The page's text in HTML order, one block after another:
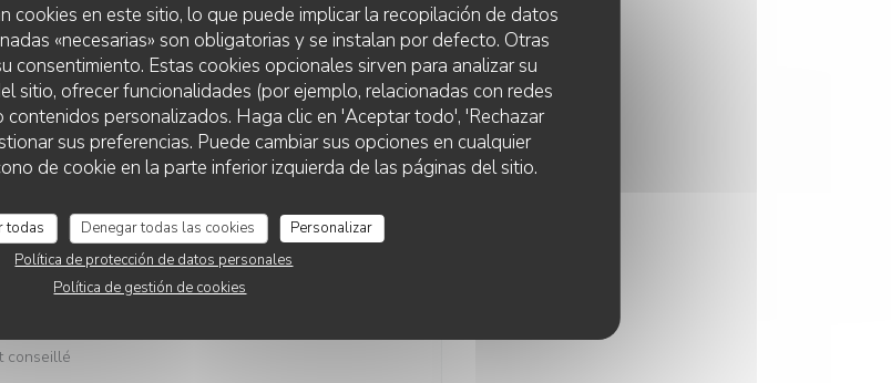
cookies en este sitio, lo que puede implicar la recopilación de datos
«necesarias» son obligatorias y se instalan por defecto. Otras
consentimiento. Estas cookies opcionales sirven para analizar su
sitio, ofrecer funcionalidades (por ejemplo, relacionadas con redes
personalizados. Haga clic en 'Aceptar todo', 'Rechazar
sus preferencias. Puede cambiar sus opciones en cualquier
de cookie en la parte inferior izquierda de las páginas del sitio.
todas Denegar todas las cookies
Personalizar
Política de protección de datos personales
Política de gestión de cookies
Servicio:4/5 Ambiente: 4/5 Menú: 4/5 Calidad / Precio : 4/5
Servicio: 5/5 Ambiente: 5 /5 Menú :5/5 Calidad / Precio: 5/5
Servicio: 5/5 Ambiente :5/5 Menú: 5/5 Calidad / Precio
excellent et surtout la carte des boissons pour ts les
conseillé